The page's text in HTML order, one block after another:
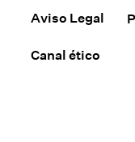
Aviso Legal
Canal ético